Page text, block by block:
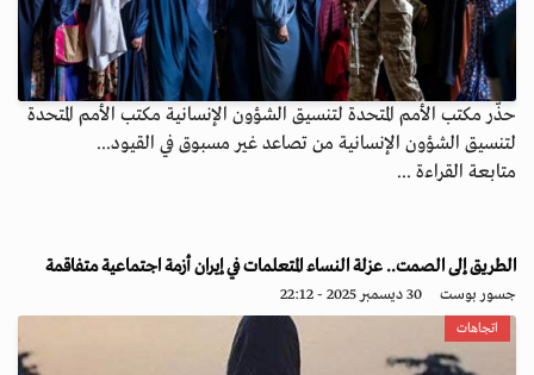
حذّر مكتب الأمم المتحدة لتنسيق الشؤون الإنسانية مكتب الأمم المتحدة
لتنسيق الشؤون الإنسانية من تصاعد غير مسبوق في القيود...
متابعة القراءة ...
الطريق إلى الصمت.. عزلة النساء المتعلمات في إيران أزمة اجتماعية متفاقمة
جسور بوست 30 ديسمبر 2025 - 22:12
اتجاهات